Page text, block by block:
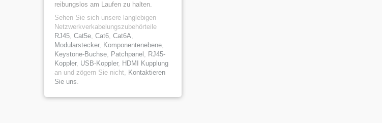
reibungslos am Laufen zu halten.
Sehen Sie sich unsere langlebigen
Netzwerkverkabelungszubehörteile
RJ45, Cat5e, Cat6, Cat6A,
Modularstecker, Komponentenebene,
Keystone-Buchse, Patchpanel , RJ45-
Koppler, USB-Koppler, HDMI Kupplung
an und zögern Sie nicht, Kontaktieren
Sie uns.